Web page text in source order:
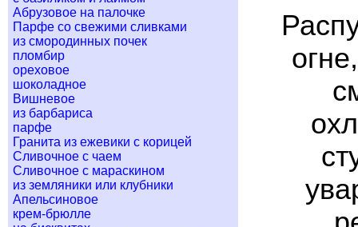
Абрузовое на палочке
Парфе со свежими сливками
из смородинных почек
пломбир
ореховое
шоколадное
Вишневое
из барбариса
парфе
Гранита из ежевики с корицей
Сливочное с чаем
Сливочное с мараскином
из земляники или клубники
Апельсиновое
крем-брюлле